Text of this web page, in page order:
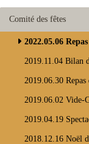
Comité des fêtes
2022.05.06
2019.11.04 Bilan
2019.06.30
2019.06.02 Vide-
2019.04.19
2018.12.16 Noël